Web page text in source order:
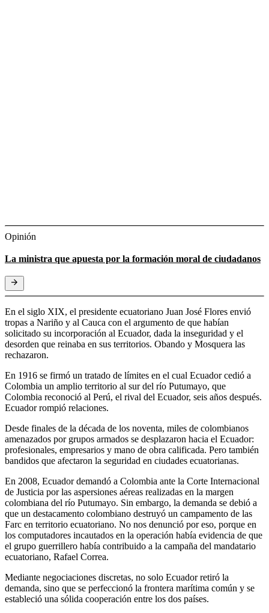
Opinión
La ministra que apuesta por la formación moral de ciudadanos
En el siglo XIX, el presidente ecuatoriano Juan José Flores envió
tropas a Nariño y al Cauca con el argumento de que habían
solicitado su incorporación al Ecuador, dada la inseguridad y el
desorden que reinaba en sus territorios. Obando y Mosquera las
rechazaron.
En 1916 se firmó un tratado de límites en el cual Ecuador cedió a
Colombia un amplio territorio al sur del río Putumayo, que
Colombia reconoció al Perú, el rival del Ecuador, seis años después.
Ecuador rompió relaciones.
Desde finales de la década de los noventa, miles de colombianos
amenazados por grupos armados se desplazaron hacia el Ecuador:
profesionales, empresarios y mano de obra calificada. Pero también
bandidos que afectaron la seguridad en ciudades ecuatorianas.
En 2008, Ecuador demandó a Colombia ante la Corte Internacional
de Justicia por las aspersiones aéreas realizadas en la margen
colombiana del río Putumayo. Sin embargo, la demanda se debió a
que un destacamento colombiano destruyó un campamento de las
Farc en territorio ecuatoriano. No nos denunció por eso, porque en
los computadores incautados en la operación había evidencia de que
el grupo guerrillero había contribuido a la campaña del mandatario
ecuatoriano, Rafael Correa.
Mediante negociaciones discretas, no solo Ecuador retiró la
demanda, sino que se perfeccionó la frontera marítima común y se
estableció una sólida cooperación entre los dos países.